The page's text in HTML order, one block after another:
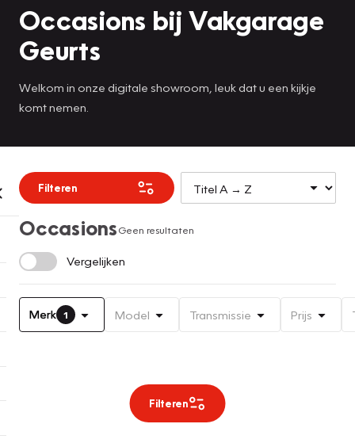
Occasions bij Vakgarage
Geurts
Welkom in onze digitale showroom, leuk dat u een kijkje
komt nemen.
Filteren
OccasionsGeen resultaten
Vergelijken
Merk 1 Model Transmissie Prijs
Filteren